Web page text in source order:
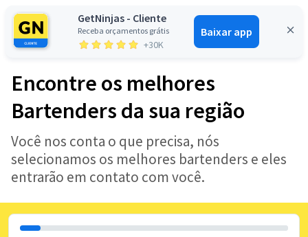
GetNinjas - Cliente
Receba orçamentos grátis
+30K
Baixar app
Entrar
Encontre os melhores
Bartenders da sua região
Você nos conta o que precisa, nós
selecionamos os melhores bartenders e eles
entrarão em contato com você.